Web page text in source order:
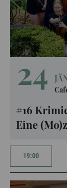
24
#16
Eine
19:00